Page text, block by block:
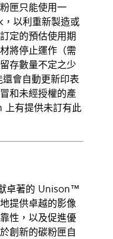
匣只能使用一
以利重新製造或
定的預估使用期
將停止運作（需
存數量不定之少
會自動更新印表
和未經授權的產
有提供未訂有此
卓著的 Unison™
提供卓越的影像
性，以及促進優
創新的碳粉匣自